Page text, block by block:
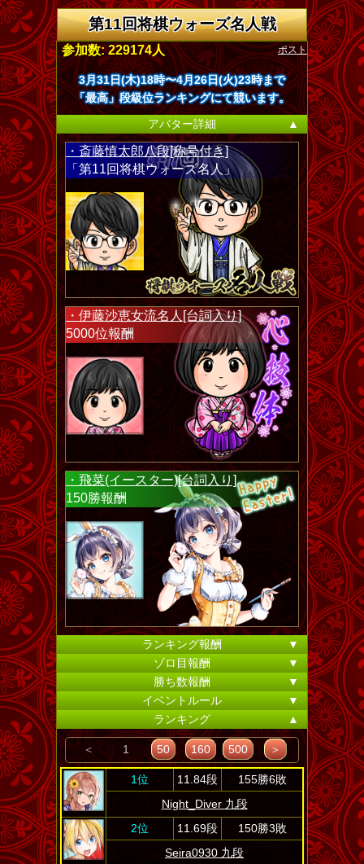
第11回将棋ウォーズ名人戦
ポスト
参加数: 229174人
3月31日(木)18時〜4月26日(火)23時まで
「最高」段級位ランキングにて競います。
アバター詳細
▲
・斎藤慎太郎八段[称号付き]
「第11回将棋ウォーズ名人」
・伊藤沙恵女流名人[台詞入り]
5000位報酬
・飛菜(イースター)[台詞入り]
150勝報酬
ランキング報酬
▼
ゾロ目報酬
▼
勝ち数報酬
▼
イベントルール
▼
ランキング
▲
＜ 1 50 160 500 ＞
1位 11.84段
155勝6敗
Night_Diver 九段
2位
11.69段
150勝3敗
Seira0930 九段